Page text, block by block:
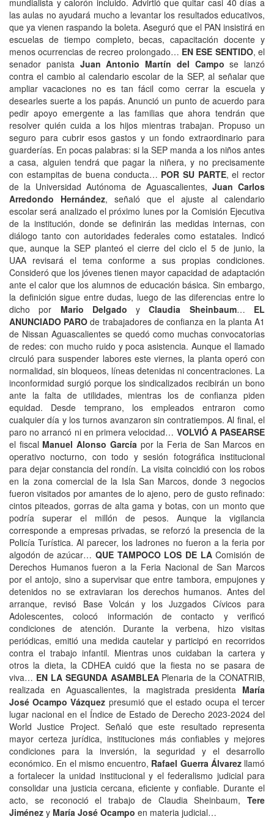
las aulas no ayudará mucho a levantar los resultados educativos,
que ya vienen raspando la boleta. Aseguró que el PAN insistirá en
escuelas de tiempo completo, becas, capacitación docente y
menos ocurrencias de recreo prolongado… EN ESE SENTIDO, el
senador panista Juan Antonio Martín del Campo se lanzó
contra el cambio al calendario escolar de la SEP, al señalar que
ampliar vacaciones no es tan fácil como cerrar la escuela y
desearles suerte a los papás. Anunció un punto de acuerdo para
pedir apoyo emergente a las familias que ahora tendrán que
resolver quién cuida a los hijos mientras trabajan. Propuso un
seguro para cubrir esos gastos y un fondo extraordinario para
guarderías. En pocas palabras: si la SEP manda a los niños antes
a casa, alguien tendrá que pagar la niñera, y no precisamente
con estampitas de buena conducta… POR SU PARTE, el rector
de la Universidad Autónoma de Aguascalientes, Juan Carlos
Arredondo Hernández, señaló que el ajuste al calendario
escolar será analizado el próximo lunes por la Comisión Ejecutiva
de la institución, donde se definirán las medidas internas, con
diálogo tanto con autoridades federales como estatales. Indicó
que, aunque la SEP planteó el cierre del ciclo el 5 de junio, la
UAA revisará el tema conforme a sus propias condiciones.
Consideró que los jóvenes tienen mayor capacidad de adaptación
ante el calor que los alumnos de educación básica. Sin embargo,
la definición sigue entre dudas, luego de las diferencias entre lo
dicho por Mario Delgado yClaudia Sheinbaum… EL
ANUNCIADO PARO de trabajadores de confianza en la planta A1
de Nissan Aguascalientes se quedó como muchas convocatorias
de redes: con mucho ruido y poca asistencia. Aunque el llamado
circuló para suspender labores este viernes, la planta operó con
normalidad, sin bloqueos, líneas detenidas ni concentraciones. La
inconformidad surgió porque los sindicalizados recibirán un bono
ante la falta de utilidades, mientras los de confianza piden
equidad. Desde temprano, los empleados entraron como
cualquier día y los turnos avanzaron sin contratiempos. Al final, el
paro no arrancó ni en primera velocidad… VOLVIÓ A PASEARSE
el fiscal Manuel Alonso García por la Feria de San Marcos en
operativo nocturno, con todo y sesión fotográfica institucional
para dejar constancia del rondín. La visita coincidió con los robos
en la zona comercial de la Isla San Marcos, donde 3 negocios
fueron visitados por amantes de lo ajeno, pero de gusto refinado:
cintos piteados, gorras de alta gama y botas, con un monto que
podría superar el millón de pesos. Aunque la vigilancia
corresponde a empresas privadas, se reforzó la presencia de la
Policía Turística. Al parecer, los ladrones no fueron a la feria por
algodón de azúcar… QUE TAMPOCO LOS DE LAComisión de
Derechos Humanos fueron a la Feria Nacional de San Marcos
por el antojo, sino a supervisar que entre tambora, empujones y
detenidos no se extraviaran los derechos humanos. Antes del
arranque, revisó Base Volcán y los Juzgados Cívicos para
Adolescentes, colocó información de contacto y verificó
condiciones de atención. Durante la verbena, hizo visitas
periódicas, emitió una medida cautelar y participó en recorridos
contra el trabajo infantil. Mientras unos cuidaban la cartera y
otros la dieta, la CDHEA cuidó que la fiesta no se pasara de
viva… EN LA SEGUNDA ASAMBLEAPlenaria de la CONATRIB,
realizada en Aguascalientes, la magistrada presidenta María
José Ocampo Vázquez presumió que el estado ocupa el tercer
lugar nacional en el Índice de Estado de Derecho 2023-2024 del
World Justice Project. Señaló que este resultado representa
mayor certeza jurídica, instituciones más confiables y mejores
condiciones para la inversión, la seguridad y el desarrollo
económico. En el mismo encuentro, Rafael Guerra Álvarezllamó
a fortalecer la unidad institucional y el federalismo judicial para
consolidar una justicia cercana, eficiente y confiable. Durante el
acto, se reconoció el trabajo de Claudia Sheinbaum, Tere
Jiménez y María José Ocampo en materia judicial…